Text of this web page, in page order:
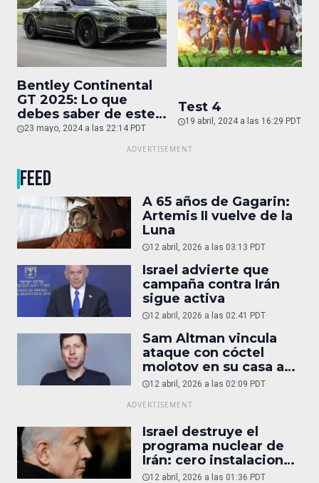
Bentley Continental
GT 2025: Lo que
debes saber de este
auto de superlujo
23 mayo, 2024 a las 22:14 PDT
Test 4
19 abril, 2024 a las 16:29 PDT
FEED
A 65 años de Gagarin:
Artemis II vuelve de la
Luna
12 abril, 2026 a las 03:13 PDT
Israel advierte que
campaña contra Irán
sigue activa
12 abril, 2026 a las 02:41 PDT
Sam Altman vincula
ataque con cóctel
molotov en su casa a
reportaje
12 abril, 2026 a las 02:09 PDT
Israel destruye el
programa nuclear de
Irán: cero instalaciones
operativas
12 abril, 2026 a las 01:36 PDT